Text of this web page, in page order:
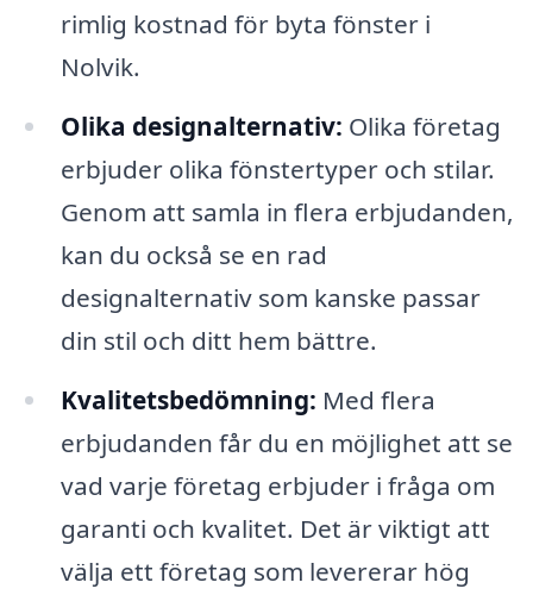
rimlig kostnad för byta fönster i
Nolvik.
Olika designalternativ: Olika företag
erbjuder olika fönstertyper och stilar.
Genom att samla in flera erbjudanden,
kan du också se en rad
designalternativ som kanske passar
din stil och ditt hem bättre.
Kvalitetsbedömning: Med flera
erbjudanden får du en möjlighet att se
vad varje företag erbjuder i fråga om
garanti och kvalitet. Det är viktigt att
välja ett företag som levererar hög